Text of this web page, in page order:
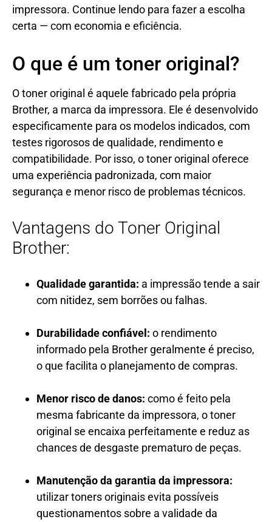
impressora. Continue lendo para fazer a escolha
certa — com economia e eficiência.
O que é um toner original?
O toner original é aquele fabricado pela própria
Brother, a marca da impressora. Ele é desenvolvido
especificamente para os modelos indicados, com
testes rigorosos de qualidade, rendimento e
compatibilidade. Por isso, o toner original oferece
uma experiência padronizada, com maior
segurança e menor risco de problemas técnicos.
Vantagens do Toner Original
Brother:
Qualidade garantida: a impressão tende a sair
com nitidez, sem borrões ou falhas.
Durabilidade confiável: o rendimento
informado pela Brother geralmente é preciso,
o que facilita o planejamento de compras.
Menor risco de danos: como é feito pela
mesma fabricante da impressora, o toner
original se encaixa perfeitamente e reduz as
chances de desgaste prematuro de peças.
Manutenção da garantia da impressora:
utilizar toners originais evita possíveis
questionamentos sobre a validade da